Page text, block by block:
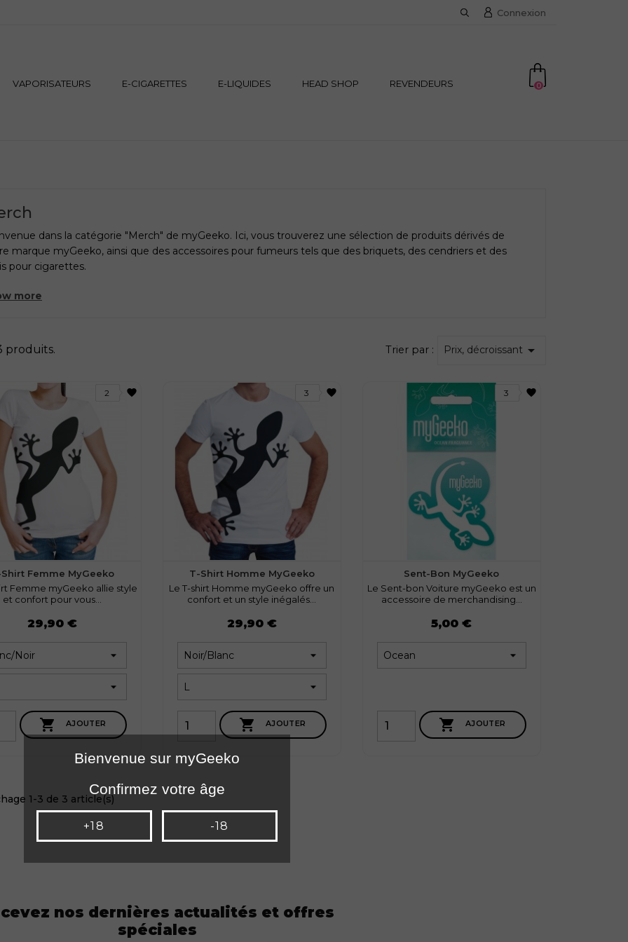
Connexion
VAPORISATEURS E-CIGARETTES E-LIQUIDES HEAD SHOP REVENDEURS 0
dans la catégorie "Merch" de myGeeko. Ici, vous trouverez une sélection de produits dérivés de
marque myGeeko, ainsi que des accessoires pour fumeurs tels que des briquets, des cendriers et des
pour cigarettes.
more
produits. Trier par : Prix, décroissant 
favorite
2
Femme MyGeeko
Femme myGeeko allie style
et confort pour vous...
29,90 €
 AJOUTER
favorite
3
T-Shirt Homme MyGeeko
Le T-shirt Homme myGeeko offre un
confort et un style inégalés...
29,90 €
 AJOUTER
favorite
3
Sent-Bon MyGeeko
Le Sent-bon Voiture myGeeko est un
accessoire de merchandising...
5,00 €
 AJOUTER
1-3 de 3 article(s)
nos dernières actualités et offres
spéciales
Bienvenue sur myGeeko
Confirmez votre âge
+18 -18